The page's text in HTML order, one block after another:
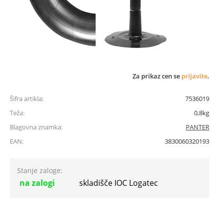
Za prikaz cen se prijavite.
Šifra artikla:
7536019
Teža:
0,8kg
Blagovna znamka:
PANTER
EAN:
3830060320193
Stanje zaloge:
na zalogi skladišče IOC Logatec